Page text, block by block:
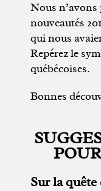
Nous n’avons
nouveautés
qui nous
Repérez le
québécoises.
Bonnes
Sur la quête